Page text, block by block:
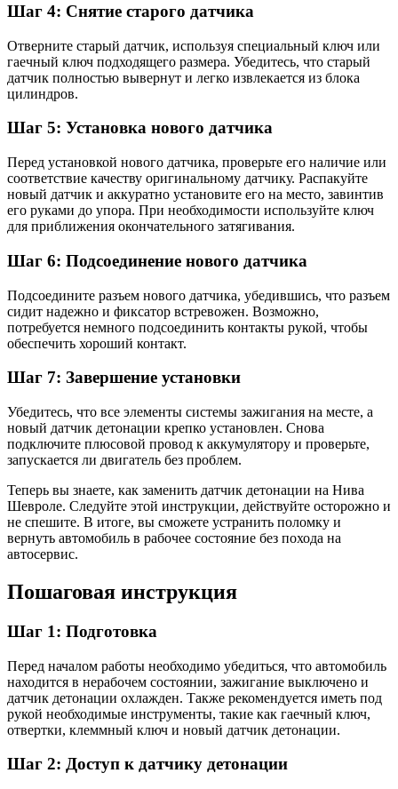
Шаг 4: Снятие старого датчика
Отверните старый датчик, используя специальный ключ или
гаечный ключ подходящего размера. Убедитесь, что старый
датчик полностью вывернут и легко извлекается из блока
цилиндров.
Шаг 5: Установка нового датчика
Перед установкой нового датчика, проверьте его наличие или
соответствие качеству оригинальному датчику. Распакуйте
новый датчик и аккуратно установите его на место, завинтив
его руками до упора. При необходимости используйте ключ
для приближения окончательного затягивания.
Шаг 6: Подсоединение нового датчика
Подсоедините разъем нового датчика, убедившись, что разъем
сидит надежно и фиксатор встревожен. Возможно,
потребуется немного подсоединить контакты рукой, чтобы
обеспечить хороший контакт.
Шаг 7: Завершение установки
Убедитесь, что все элементы системы зажигания на месте, а
новый датчик детонации крепко установлен. Снова
подключите плюсовой провод к аккумулятору и проверьте,
запускается ли двигатель без проблем.
Теперь вы знаете, как заменить датчик детонации на Нива
Шевроле. Следуйте этой инструкции, действуйте осторожно и
не спешите. В итоге, вы сможете устранить поломку и
вернуть автомобиль в рабочее состояние без похода на
автосервис.
Пошаговая инструкция
Шаг 1: Подготовка
Перед началом работы необходимо убедиться, что автомобиль
находится в нерабочем состоянии, зажигание выключено и
датчик детонации охлажден. Также рекомендуется иметь под
рукой необходимые инструменты, такие как гаечный ключ,
отвертки, клеммный ключ и новый датчик детонации.
Шаг 2: Доступ к датчику детонации